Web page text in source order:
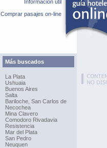
Información útil
Comprar pasajes on-line
Más buscados
La Plata
Ushuaia
Buenos Aires
Salta
Bariloche, San Carlos de
Necochea
Mina Clavero
Comodoro Rivadavia
Resistencia
Mar del Plata
San Pedro
Neuquen